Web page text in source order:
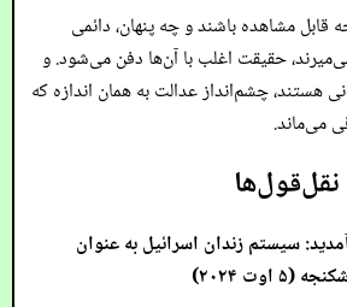
قابل مشاهده باشند و چه پنهان، دائمی
حقیقت اغلب با آن‌ها دفن می‌شود. و
هستند، چشم‌انداز عدالت به همان اندازه که
می‌ماند.
سیستم زندان اسرائیل به عنوان
(۵ اوت ۲۰۲۴)